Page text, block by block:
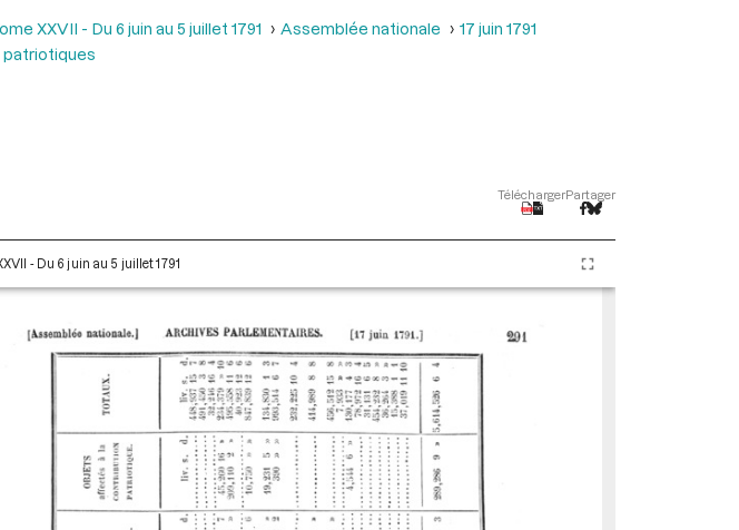
XXVII - Du 6 juin au 5 juillet 1791 Assemblée nationale
17 juin 1791
patriotiques
TéléchargerPartager
- Du 6 juin au 5 juillet 1791